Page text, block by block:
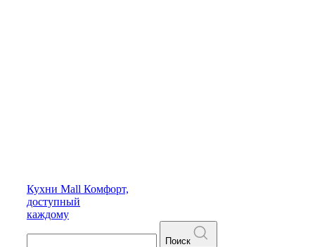
Кухни Mall Комфорт,
доступный
каждому
Поиск